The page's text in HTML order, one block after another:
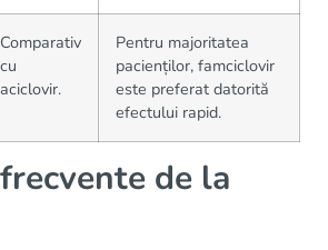
Comparativ
cu
aciclovir.
Pentru majoritatea
pacienților, famciclovir
este preferat datorită
efectului rapid.
de la